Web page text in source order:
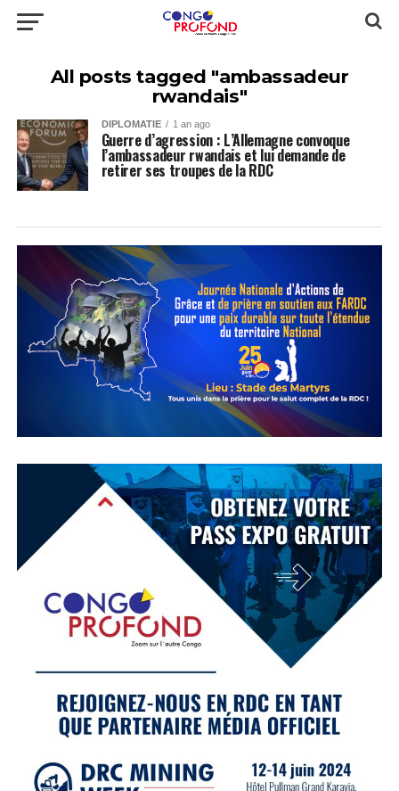
All posts tagged "ambassadeur
rwandais"
DIPLOMATIE 1 an ago
Guerre d’agression : L’Allemagne convoque
l’ambassadeur rwandais et lui demande de
retirer ses troupes de la RDC